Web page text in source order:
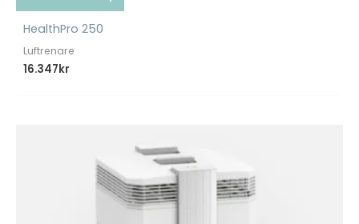
HealthPro 250
Luftrenare
16.347kr